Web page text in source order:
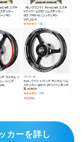
カーを詳し